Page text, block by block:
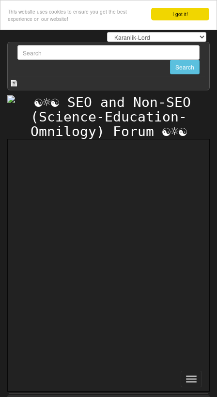
I got it!
This website uses cookies to ensure you get the best
experience on our website!